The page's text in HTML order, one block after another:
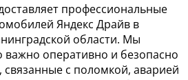
профессиональные
Яндекс Драйв в
области. Мы
важно оперативно и безопасно
с поломкой, аварией